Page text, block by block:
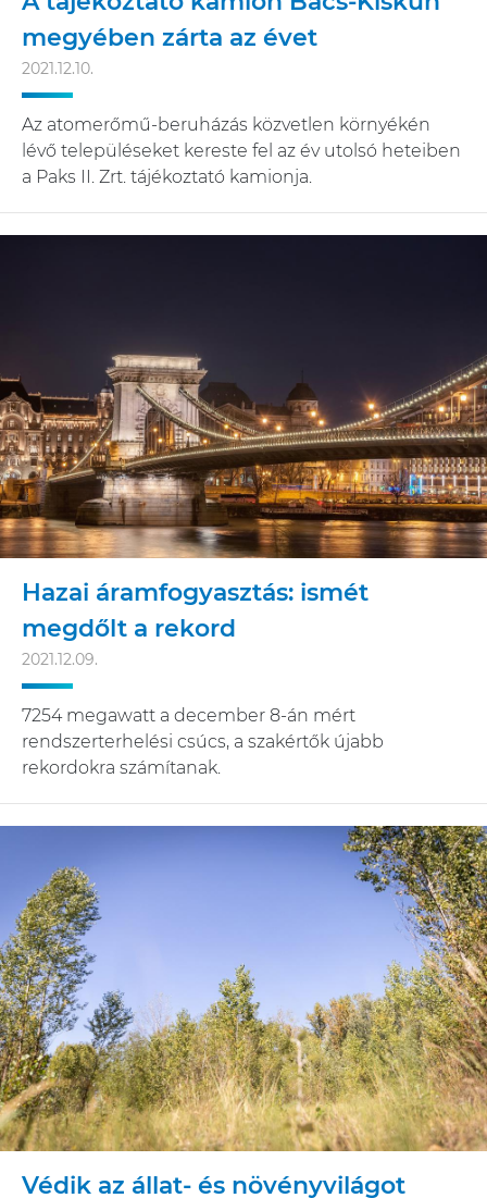
megyében zárta az évet
2021.12.10.
Az atomerőmű-beruházás közvetlen környékén
lévő településeket kereste fel az év utolsó heteiben
a Paks II. Zrt. tájékoztató kamionja.
Hazai áramfogyasztás: ismét
megdőlt a rekord
2021.12.09.
7254 megawatt a december 8-án mért
rendszerterhelési csúcs, a szakértők újabb
rekordokra számítanak.
Védik az állat- és növényvilágot